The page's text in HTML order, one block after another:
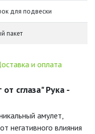
для подвески
пакет
и оплата
сглаза" Рука -
амулет,
негативного влияния